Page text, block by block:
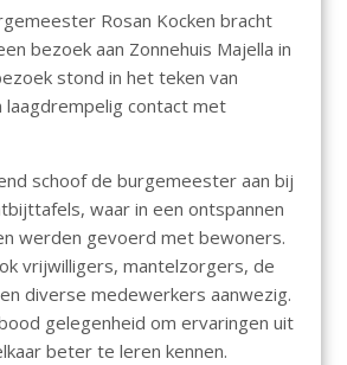
at
s
A
p
ai
l
Rosan Kocken bracht
bezoek aan Zonnehuis Majella in
stond in het teken van
laagdrempelig contact met
schoof de burgemeester aan bij
waar in een ontspannen
werden gevoerd met bewoners.
vrijwilligers, mantelzorgers, de
diverse medewerkers aanwezig.
gelegenheid om ervaringen uit
beter te leren kennen.